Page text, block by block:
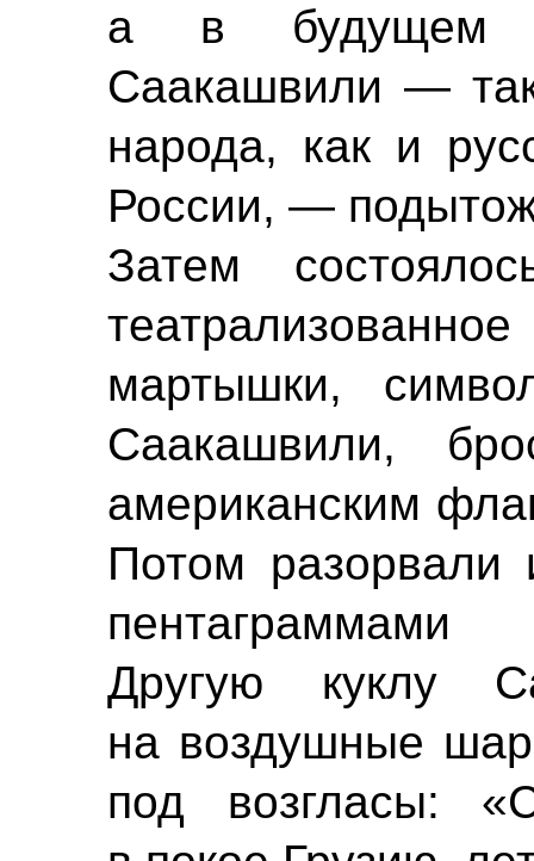
а в
Саакашвили —
народа, как и
России, —
Затем
мартышки,
Саакашвили,
американским
Потом разорвали
Другую куклу
на воздушные
под возгласы: